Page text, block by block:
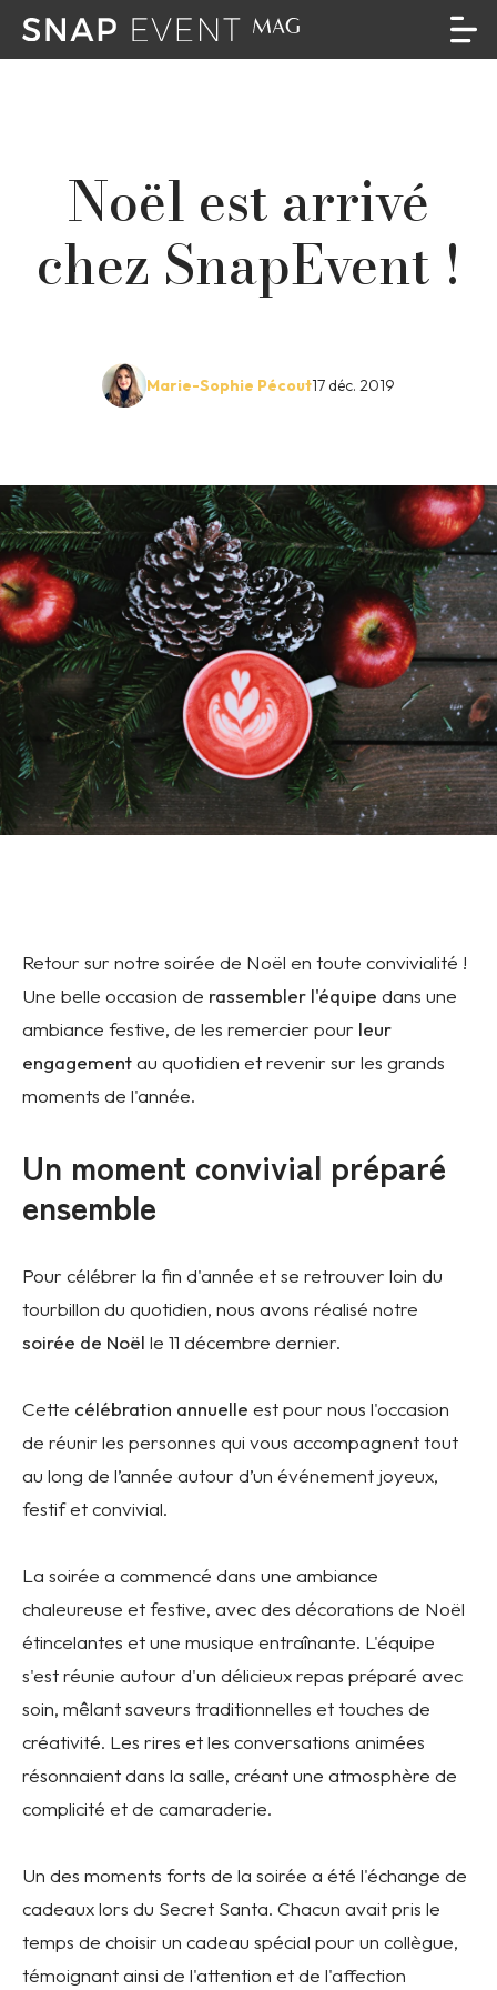
Noël est arrivé
chez SnapEvent !
17 déc. 2019
Marie-Sophie Pécout
Retour sur notre soirée de Noël en toute convivialité !
Une belle occasion de rassembler l'équipe dans une
ambiance festive, de les remercier pour leur
engagementau quotidien et revenir sur les grands
moments de l'année.
Un moment convivial préparé
ensemble
Pour célébrer la fin d'année et se retrouver loin du
tourbillon du quotidien, nous avons réalisé notre
soirée de Noël le 11 décembre dernier.
Cette célébration annuelle est pour nous l'occasion
de réunir les personnes qui vous accompagnent tout
au long de l’année autour d’un événement joyeux,
festif et convivial.
La soirée a commencé dans une ambiance
chaleureuse et festive, avec des décorations de Noël
étincelantes et une musique entraînante. L'équipe
s'est réunie autour d'un délicieux repas préparé avec
soin, mêlant saveurs traditionnelles et touches de
créativité. Les rires et les conversations animées
résonnaient dans la salle, créant une atmosphère de
complicité et de camaraderie.
Un des moments forts de la soirée a été l'échange de
cadeaux lors du Secret Santa. Chacun avait pris le
temps de choisir un cadeau spécial pour un collègue,
témoignant ainsi de l'attention et de l'affection